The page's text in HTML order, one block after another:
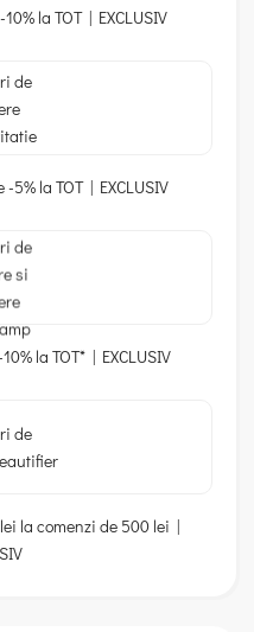
la TOT | EXCLUSIV
la TOT | EXCLUSIV
la TOT* | EXCLUSIV
la comenzi de 500 lei |